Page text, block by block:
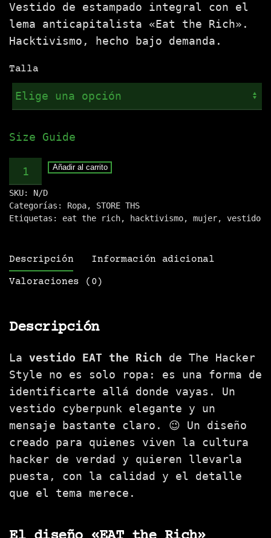
Vestido de estampado integral con el
lema anticapitalista «Eat the Rich».
Hacktivismo, hecho bajo demanda.
Talla
Size Guide
Vestido
.:EAT
THE
RICH:.
Añadir al carrito
SKU: N/D
Categorías: Ropa, STORE THS
Etiquetas: eat the rich, hacktivismo, mujer, vestido
Descripción Información adicional
Valoraciones (0)
Descripción
La vestido EAT the Rich de The Hacker
Style no es solo ropa: es una forma de
identificarte allá donde vayas. Un
vestido cyberpunk elegante y un
mensaje bastante claro. 😉 Un diseño
creado para quienes viven la cultura
hacker de verdad y quieren llevarla
puesta, con la calidad y el detalle
que el tema merece.